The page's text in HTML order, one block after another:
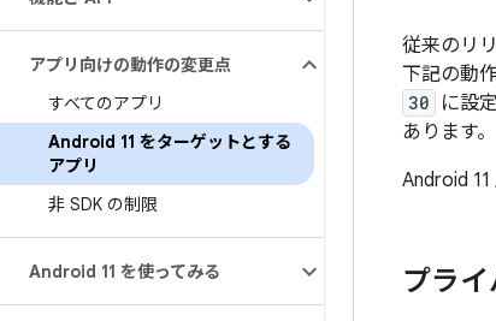
アプリ向けの動作の変更点
すべてのアプリ
Android 11 をターゲットとする
アプリ
非 SDK の制限
Android 11 を使ってみる
従来のリ
下記の動
30
に設
あります。
Android
プラ